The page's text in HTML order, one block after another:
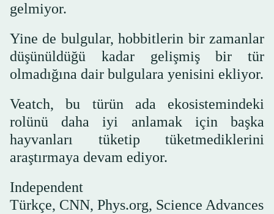
gelmiyor.
Yine de bulgular, hobbitlerin bir zamanlar
düşünüldüğü kadar gelişmiş bir tür
olmadığına dair bulgulara yenisini ekliyor.
Veatch, bu türün ada ekosistemindeki
rolünü daha iyi anlamak için başka
hayvanları tüketip tüketmediklerini
araştırmaya devam ediyor.
Independent
Türkçe, CNN, Phys.org, Science Advances